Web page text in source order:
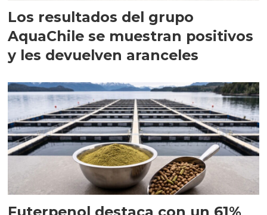
Los resultados del grupo
AquaChile se muestran positivos
y les devuelven aranceles